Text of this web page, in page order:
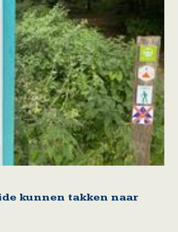
kunnen takken naar